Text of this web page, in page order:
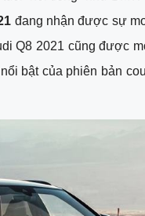
đang nhận được sự
Q8 2021 cũng được
bật của phiên bản